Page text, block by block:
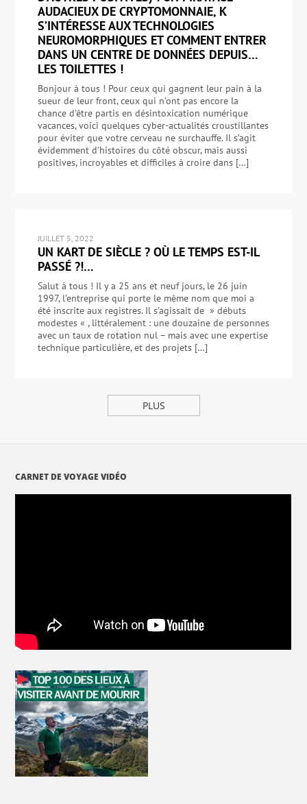
AUDACIEUX DE CRYPTOMONNAIE, K
S’INTÉRESSE AUX TECHNOLOGIES
NEUROMORPHIQUES ET COMMENT ENTRER
DANS UN CENTRE DE DONNÉES DEPUIS…
LES TOILETTES !
Bonjour à tous ! Pour ceux qui gagnent leur pain à la
sueur de leur front, ceux qui n’ont pas encore la
chance d’être partis en désintoxication numérique
vacances, voici quelques cyber-actualités croustillantes
pour éviter que votre cerveau ne surchauffe. Il s’agit
évidemment d’histoires du côté obscur, mais aussi
positives, incroyables et difficiles à croire dans […]
JUILLET 5, 2022
UN KART DE SIÈCLE ? OÙ LE TEMPS EST-IL
PASSÉ ?!…
Salut à tous ! Il y a 25 ans et neuf jours, le 26 juin
1997, l’entreprise qui porte le même nom que moi a
été inscrite aux registres. Il s’agissait de » débuts
modestes « , littéralement : une douzaine de personnes
avec un taux de rotation nul – mais avec une expertise
technique particulière, et des projets […]
PLUS
CARNET DE VOYAGE VIDÉO